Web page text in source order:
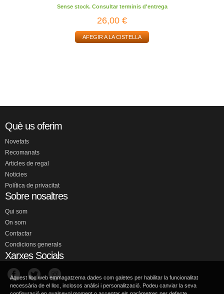
Sense stock. Consultar terminis d'entrega
26,00 €
AFEGIR A LA CISTELLA
Què us oferim
Novetats
Recomanats
Articles de regal
Noticies
Política de privacitat
Sobre nosaltres
Qui som
On som
Contactar
Condicions generals
Xarxes Socials
Aquest lloc web emmagatzema dades com galetes per habilitar la funcionalitat
necessària de el lloc, inclosos anàlisi i personalització. Podeu canviar la seva